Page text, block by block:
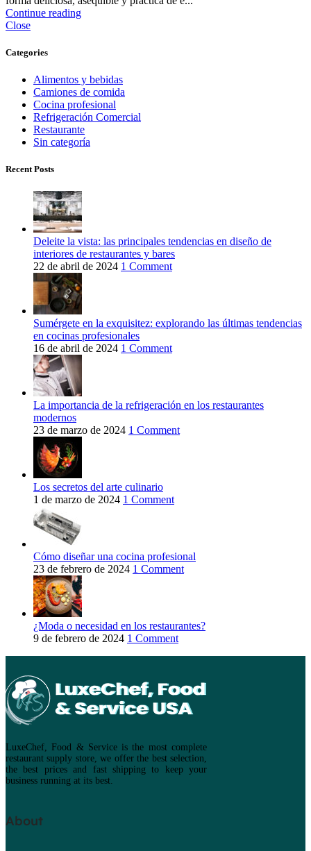
Continue reading
Close
Categories
Alimentos y bebidas
Camiones de comida
Cocina profesional
Refrigeración Comercial
Restaurante
Sin categoría
Recent Posts
Deleite la vista: las principales tendencias en diseño de
interiores de restaurantes y bares
22 de abril de 2024 1 Comment
Sumérgete en la exquisitez: explorando las últimas tendencias
en cocinas profesionales
16 de abril de 2024 1 Comment
La importancia de la refrigeración en los restaurantes
modernos
23 de marzo de 2024 1 Comment
Los secretos del arte culinario
1 de marzo de 2024 1 Comment
Cómo diseñar una cocina profesional
23 de febrero de 2024 1 Comment
¿Moda o necesidad en los restaurantes?
9 de febrero de 2024 1 Comment
LuxeChef, Food & Service is the most complete
restaurant supply store, we offer the best selection,
the best prices and fast shipping to keep your
business running at its best.
About